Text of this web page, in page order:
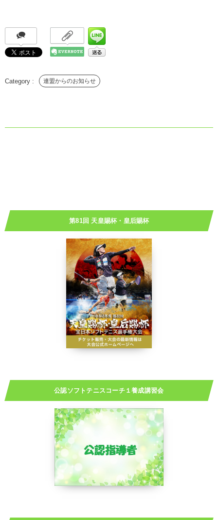
連盟からのお知らせ
第81回 天皇賜杯・皇后賜杯
公認ソフトテニスコーチ１養成講習会